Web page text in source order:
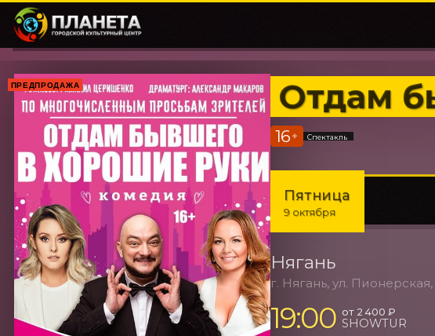
ПРЕДПРОДАЖА Отдам
16 + Спектакль
Пятница
9 октября
Нягань
г. Нягань, ул. Пионерская,
19:00 от 2 400 ₽
SHOWTUR